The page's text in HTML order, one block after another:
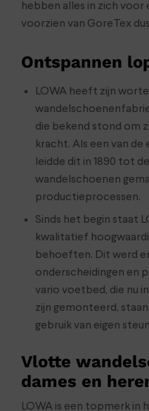
hebben alles in zich
voorzien van GoreTex
Ontspannen
LOWA heeft zijn
die bekend stond om
kracht. Als een van
leidde dit in 1890 tot
wandelschoenen
productieprocessen.
Sinds het begin staat
kwalitatief
behoeften. Dit werd
onderscheidingen en
vario voetbed, die nu
zijn gemonteerd,
gebruik van eigen
Vlotte
dames en
LOWA is een topmerk in